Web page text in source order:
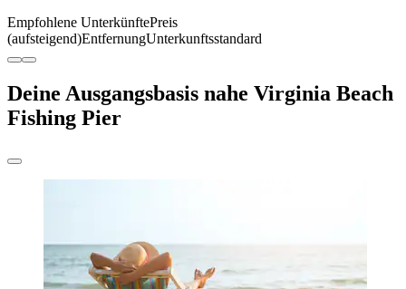
Empfohlene UnterkünftePreis
(aufsteigend)EntfernungUnterkunftsstandard
Deine Ausgangsbasis nahe Virginia Beach
Fishing Pier